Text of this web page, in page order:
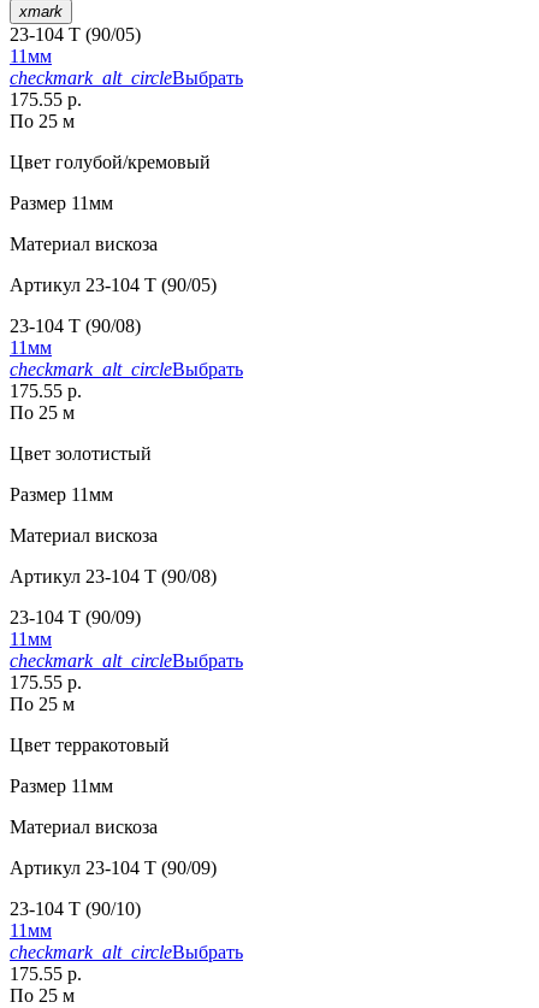
xmark
23-104 T (90/05)
11мм
checkmark_alt_circleВыбрать
175.55 р.
По 25 м
Цвет голубой/кремовый
Размер 11мм
Материал вискоза
Артикул 23-104 T (90/05)
23-104 T (90/08)
11мм
checkmark_alt_circleВыбрать
175.55 р.
По 25 м
Цвет золотистый
Размер 11мм
Материал вискоза
Артикул 23-104 T (90/08)
23-104 T (90/09)
11мм
checkmark_alt_circleВыбрать
175.55 р.
По 25 м
Цвет терракотовый
Размер 11мм
Материал вискоза
Артикул 23-104 T (90/09)
23-104 T (90/10)
11мм
checkmark_alt_circleВыбрать
175.55 р.
По 25 м